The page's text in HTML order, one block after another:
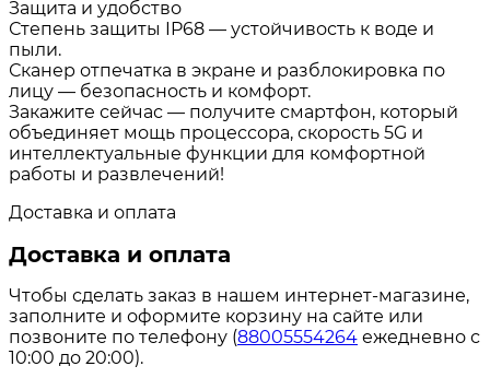
Защита и удобство
Степень защиты IP68 — устойчивость к воде и
пыли.
Сканер отпечатка в экране и разблокировка по
лицу — безопасность и комфорт.
Закажите сейчас — получите смартфон, который
объединяет мощь процессора, скорость 5G и
интеллектуальные функции для комфортной
работы и развлечений!
Доставка и оплата
Доставка и оплата
Чтобы сделать заказ в нашем интернет-магазине,
заполните и оформите корзину на сайте или
позвоните по телефону (88005554264 ежедневно с
10:00 до 20:00).